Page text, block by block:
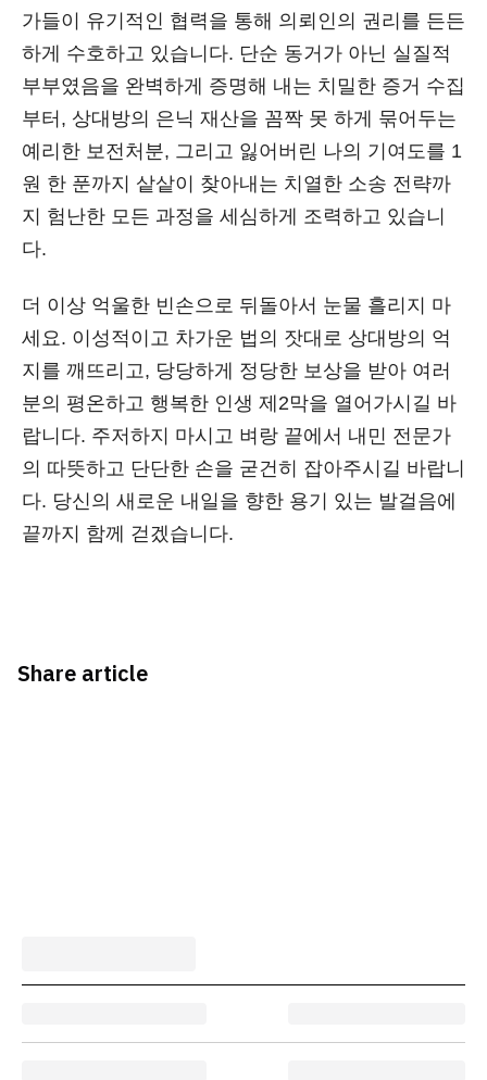
가들이 유기적인 협력을 통해 의뢰인의 권리를 든든
하게 수호하고 있습니다. 단순 동거가 아닌 실질적
부부였음을 완벽하게 증명해 내는 치밀한 증거 수집
부터, 상대방의 은닉 재산을 꼼짝 못 하게 묶어두는
예리한 보전처분, 그리고 잃어버린 나의 기여도를 1
원 한 푼까지 샅샅이 찾아내는 치열한 소송 전략까
지 험난한 모든 과정을 세심하게 조력하고 있습니
다.
더 이상 억울한 빈손으로 뒤돌아서 눈물 흘리지 마
세요. 이성적이고 차가운 법의 잣대로 상대방의 억
지를 깨뜨리고, 당당하게 정당한 보상을 받아 여러
분의 평온하고 행복한 인생 제2막을 열어가시길 바
랍니다. 주저하지 마시고 벼랑 끝에서 내민 전문가
의 따뜻하고 단단한 손을 굳건히 잡아주시길 바랍니
다. 당신의 새로운 내일을 향한 용기 있는 발걸음에
끝까지 함께 걷겠습니다.
Share article